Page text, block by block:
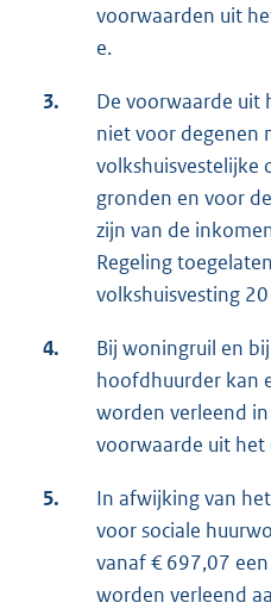
voorwaarden uit
e.
3.
De voorwaarde uit
niet voor degenen
volkshuisvestelijke
gronden en voor
zijn van de
Regeling
volkshuisvesting
4.
Bij woningruil en
hoofdhuurder kan
worden verleend
voorwaarde uit het
5.
In afwijking van
voor sociale
vanaf € 697,07
worden verleend